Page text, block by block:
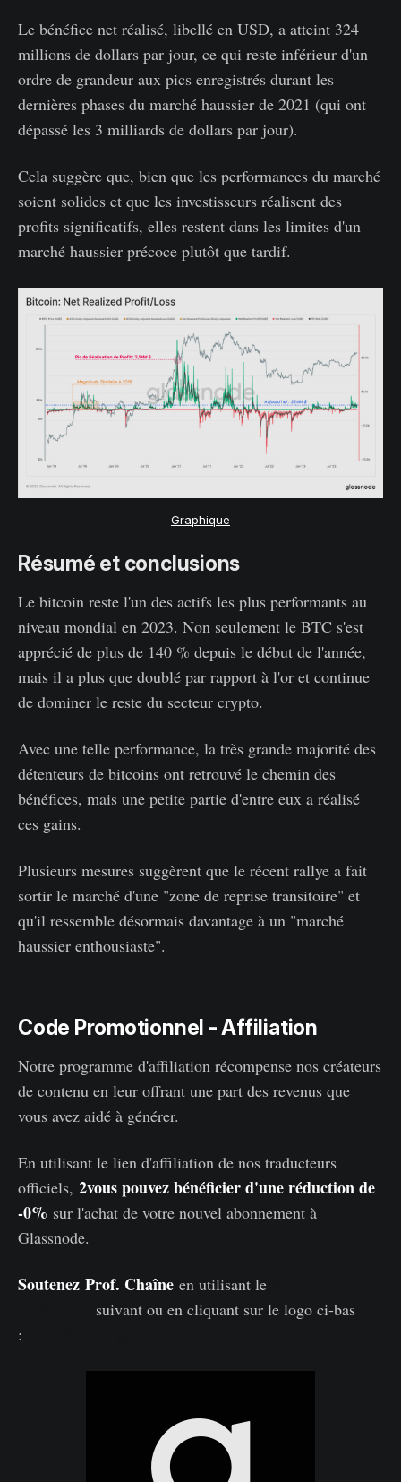
Le bénéfice net réalisé, libellé en USD, a atteint 324
millions de dollars par jour, ce qui reste inférieur d'un
ordre de grandeur aux pics enregistrés durant les
dernières phases du marché haussier de 2021 (qui ont
dépassé les 3 milliards de dollars par jour).
Cela suggère que, bien que les performances du marché
soient solides et que les investisseurs réalisent des
profits significatifs, elles restent dans les limites d'un
marché haussier précoce plutôt que tardif.
Graphique
Résumé et conclusions
Le bitcoin reste l'un des actifs les plus performants au
niveau mondial en 2023. Non seulement le BTC s'est
apprécié de plus de 140 % depuis le début de l'année,
mais il a plus que doublé par rapport à l'or et continue
de dominer le reste du secteur crypto.
Avec une telle performance, la très grande majorité des
détenteurs de bitcoins ont retrouvé le chemin des
bénéfices, mais une petite partie d'entre eux a réalisé
ces gains.
Plusieurs mesures suggèrent que le récent rallye a fait
sortir le marché d'une "zone de reprise transitoire" et
qu'il ressemble désormais davantage à un "marché
haussier enthousiaste".
Code Promotionnel - Affiliation
Notre programme d'affiliation récompense nos créateurs
de contenu en leur offrant une part des revenus que
vous avez aidé à générer.
En utilisant le lien d'affiliation de nos traducteurs
officiels, 2vous pouvez bénéficier d'une réduction de
-0% sur l'achat de votre nouvel abonnement à
Glassnode.
Soutenez Prof. Chaîne en utilisant le
suivant ou en cliquant sur le logo ci-bas
: